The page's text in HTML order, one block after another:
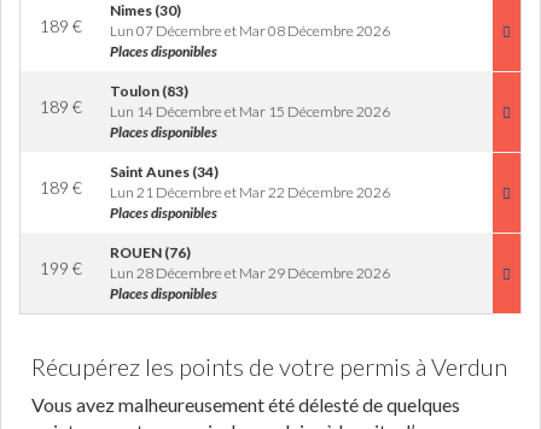
189 €
Nimes (30)
Lun 07 Décembre et Mar 08 Décembre 2026
Places disponibles
189 €
Toulon (83)
Lun 14 Décembre et Mar 15 Décembre 2026
Places disponibles
189 €
Saint Aunes (34)
Lun 21 Décembre et Mar 22 Décembre 2026
Places disponibles
199 €
ROUEN (76)
Lun 28 Décembre et Mar 29 Décembre 2026
Places disponibles
Récupérez les points de votre permis à Verdun
Vous avez malheureusement été délesté de quelques